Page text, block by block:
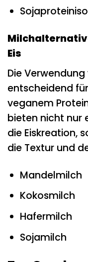
Eis
Die
entscheidend
veganem
bieten nicht nur
die Eiskreation,
die Textur und
Mandelmilch
Kokosmilch
Hafermilch
Sojamilch